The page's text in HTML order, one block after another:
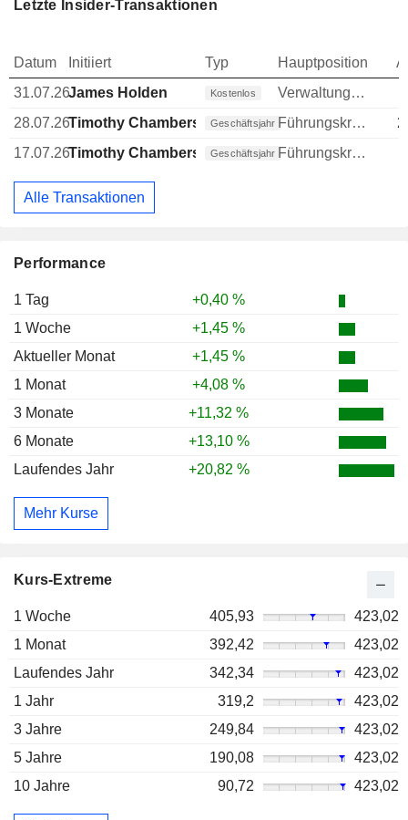
Performance
1 Tag
+0,40 %
1 Woche
+1,45 %
Aktueller Monat
+1,45 %
1 Monat
+4,08 %
3 Monate
+11,32 %
6 Monate
+13,10 %
Laufendes Jahr
+20,82 %
Mehr Kurse
Kurs-Extreme
1 Woche 405,93
423,02
1 Monat
392,42
423,02
Laufendes Jahr
342,34
423,02
1 Jahr
319,2
423,02
3 Jahre
249,84
423,02
5 Jahre
190,08
423,02
10 Jahre
90,72 423,02
Letzte Insider-Transaktionen
Datum Initiiert Typ Hauptposition
31.07.26James Holden Kostenlos
Verwaltungsratsmitglied
28.07.26Timothy Chambers Geschäftsjahr Führungskraft / leitender Angestellter
17.07.26Timothy Chambers Geschäftsjahr Führungskraft / leitender Angestellter
Alle Transaktionen